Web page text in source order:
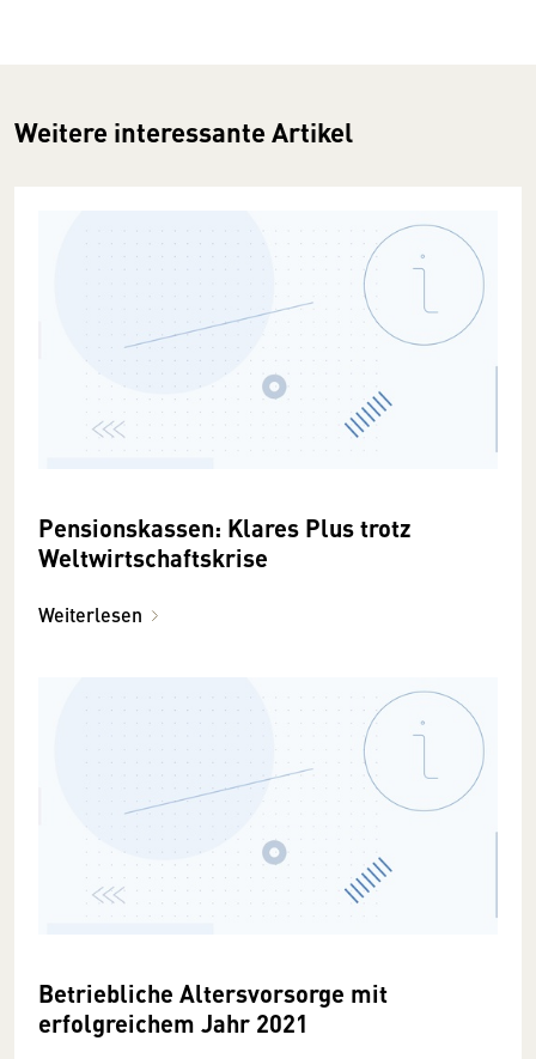
Weitere interessante Artikel
Pensionskassen: Klares Plus trotz
Weltwirtschaftskrise
Weiterlesen
Betriebliche Altersvorsorge mit
erfolgreichem Jahr 2021